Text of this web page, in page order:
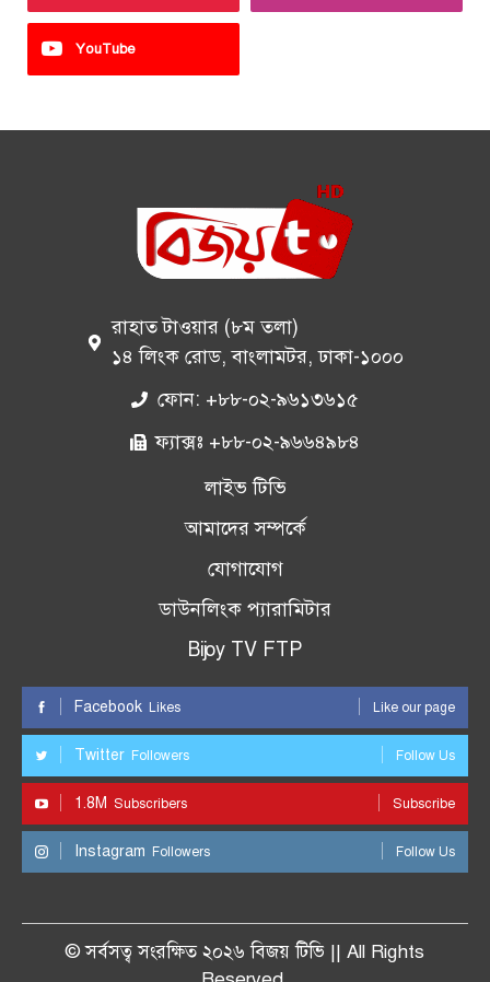
YouTube
রাহাত টাওয়ার (৮ম তলা)
১৪ লিংক রোড, বাংলামটর, ঢাকা-১০০০
ফোন: +৮৮-০২-৯৬১৩৬১৫
ফ্যাক্সঃ +৮৮-০২-৯৬৬৪৯৮৪
লাইভ টিভি
আমাদের সম্পর্কে
যোগাযোগ
ডাউনলিংক প্যারামিটার
Bijoy TV FTP
Facebook Likes Like our page
Twitter Followers Follow Us
1.8M Subscribers Subscribe
Instagram Followers Follow Us
© সর্বসত্ব সংরক্ষিত ২০২৬ বিজয় টিভি || All Rights